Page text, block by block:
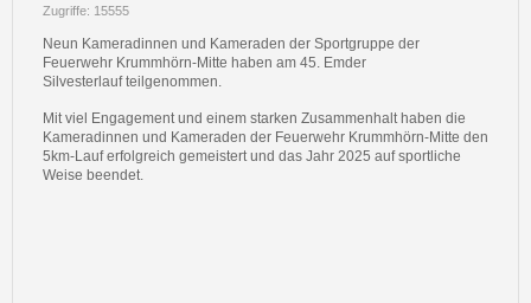
Zugriffe: 15555
Neun Kameradinnen und Kameraden der Sportgruppe der
Feuerwehr Krummhörn-Mitte haben am 45. Emder
Silvesterlauf teilgenommen.
Mit viel Engagement und einem starken Zusammenhalt haben die
Kameradinnen und Kameraden der Feuerwehr Krummhörn-Mitte den
5km-Lauf erfolgreich gemeistert und das Jahr 2025 auf sportliche
Weise beendet.